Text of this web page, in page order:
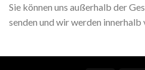
Sie können uns außerhalb der
senden und wir werden